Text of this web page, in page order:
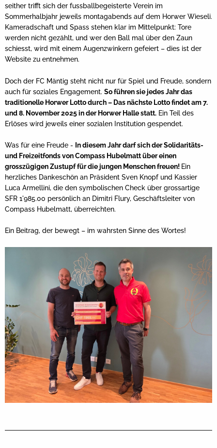
seither trifft sich der fussballbegeisterte Verein im
Sommerhalbjahr jeweils montagabends auf dem Horwer Wieseli.
Kameradschaft und Spass stehen klar im Mittelpunkt: Tore
werden nicht gezählt, und wer den Ball mal über den Zaun
schiesst, wird mit einem Augenzwinkern gefeiert – dies ist der
Website zu entnehmen.
Doch der FC Mäntig steht nicht nur für Spiel und Freude, sondern
auch für soziales Engagement. So führen sie jedes Jahr das
traditionelle Horwer Lotto durch – Das nächste Lotto findet am 7.
und 8. November 2025 in der Horwer Halle statt. Ein Teil des
Erlöses wird jeweils einer sozialen Institution gespendet.
Was für eine Freude - In diesem Jahr darf sich der Solidaritäts-
und Freizeitfonds von Compass Hubelmatt über einen
grosszügigen Zustupf für die jungen Menschen freuen! Ein
herzliches Dankeschön an Präsident Sven Knopf und Kassier
Luca Armellini, die den symbolischen Check über grossartige
SFR 1'985.00 persönlich an Dimitri Flury, Geschäftsleiter von
Compass Hubelmatt, überreichten.
Ein Beitrag, der bewegt – im wahrsten Sinne des Wortes!